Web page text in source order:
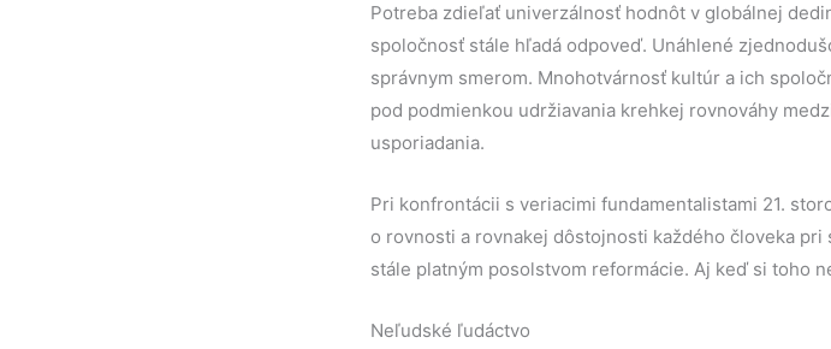
Potreba zdieľať univerzálnosť hodnôt v globálnej
spoločnosť stále hľadá odpoveď. Unáhlené
správnym smerom. Mnohotvárnosť kultúr a ich
pod podmienkou udržiavania krehkej rovnováhy
usporiadania.
Pri konfrontácii s veriacimi fundamentalistami 21.
o rovnosti a rovnakej dôstojnosti každého človeka
stále platným posolstvom reformácie. Aj keď si toho
Neľudské ľudáctvo